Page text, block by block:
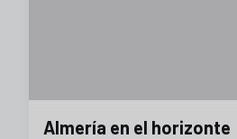
Almería en el horizonte